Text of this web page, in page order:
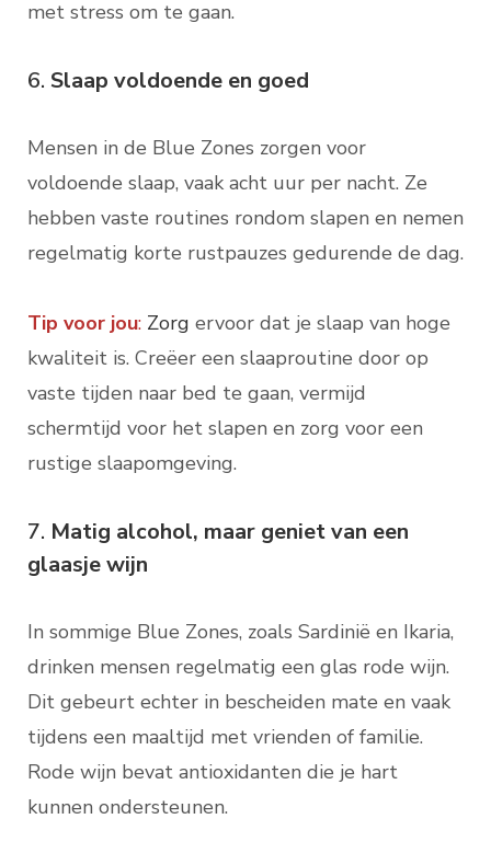
met stress om te gaan.
6. Slaap voldoende en goed
Mensen in de Blue Zones zorgen voor
voldoende slaap, vaak acht uur per nacht. Ze
hebben vaste routines rondom slapen en nemen
regelmatig korte rustpauzes gedurende de dag.
Tip voor jou: Zorg ervoor dat je slaap van hoge
kwaliteit is. Creëer een slaaproutine door op
vaste tijden naar bed te gaan, vermijd
schermtijd voor het slapen en zorg voor een
rustige slaapomgeving.
7. Matig alcohol, maar geniet van een
glaasje wijn
In sommige Blue Zones, zoals Sardinië en Ikaria,
drinken mensen regelmatig een glas rode wijn.
Dit gebeurt echter in bescheiden mate en vaak
tijdens een maaltijd met vrienden of familie.
Rode wijn bevat antioxidanten die je hart
kunnen ondersteunen.